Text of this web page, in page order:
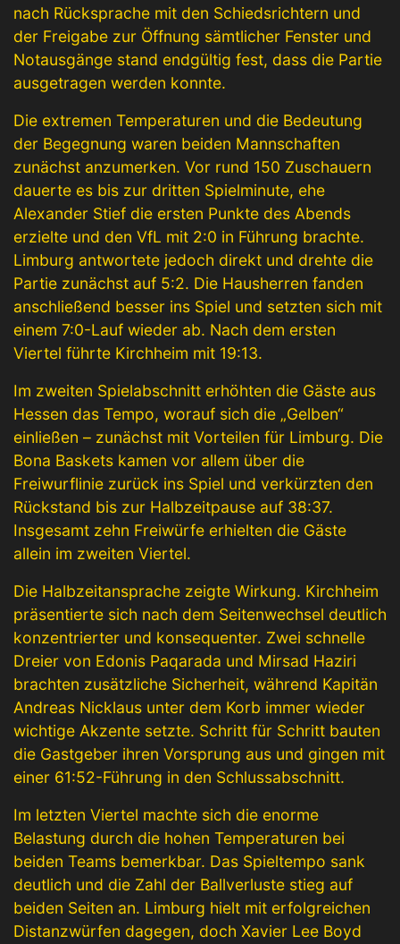
nach Rücksprache mit den Schiedsrichtern und
der Freigabe zur Öffnung sämtlicher Fenster und
Notausgänge stand endgültig fest, dass die Partie
ausgetragen werden konnte.
Die extremen Temperaturen und die Bedeutung
der Begegnung waren beiden Mannschaften
zunächst anzumerken. Vor rund 150 Zuschauern
dauerte es bis zur dritten Spielminute, ehe
Alexander Stief die ersten Punkte des Abends
erzielte und den VfL mit 2:0 in Führung brachte.
Limburg antwortete jedoch direkt und drehte die
Partie zunächst auf 5:2. Die Hausherren fanden
anschließend besser ins Spiel und setzten sich mit
einem 7:0-Lauf wieder ab. Nach dem ersten
Viertel führte Kirchheim mit 19:13.
Im zweiten Spielabschnitt erhöhten die Gäste aus
Hessen das Tempo, worauf sich die „Gelben“
einließen – zunächst mit Vorteilen für Limburg. Die
Bona Baskets kamen vor allem über die
Freiwurflinie zurück ins Spiel und verkürzten den
Rückstand bis zur Halbzeitpause auf 38:37.
Insgesamt zehn Freiwürfe erhielten die Gäste
allein im zweiten Viertel.
Die Halbzeitansprache zeigte Wirkung. Kirchheim
präsentierte sich nach dem Seitenwechsel deutlich
konzentrierter und konsequenter. Zwei schnelle
Dreier von Edonis Paqarada und Mirsad Haziri
brachten zusätzliche Sicherheit, während Kapitän
Andreas Nicklaus unter dem Korb immer wieder
wichtige Akzente setzte. Schritt für Schritt bauten
die Gastgeber ihren Vorsprung aus und gingen mit
einer 61:52-Führung in den Schlussabschnitt.
Im letzten Viertel machte sich die enorme
Belastung durch die hohen Temperaturen bei
beiden Teams bemerkbar. Das Spieltempo sank
deutlich und die Zahl der Ballverluste stieg auf
beiden Seiten an. Limburg hielt mit erfolgreichen
Distanzwürfen dagegen, doch Xavier Lee Boyd